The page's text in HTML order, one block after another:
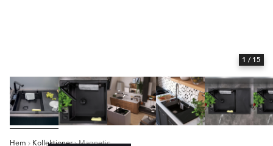
Hem Kollektioner Magnetic
1 / 15